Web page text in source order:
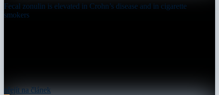
Fecal zonulin is elevated in Crohn’s disease and in cigarette
smokers
přejít na článek